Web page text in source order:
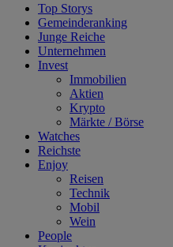
Top Storys
Gemeinderanking
Junge Reiche
Unternehmen
Invest
Immobilien
Aktien
Krypto
Märkte / Börse
Watches
Reichste
Enjoy
Reisen
Technik
Mobil
Wein
People